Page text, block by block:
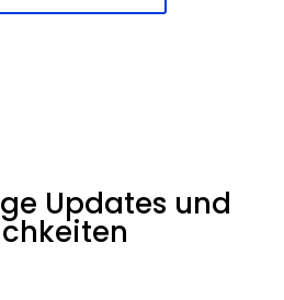
Updates und